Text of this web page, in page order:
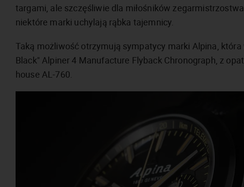
targami, ale szczęśliwie dla miłośników
niektóre marki uchylają rąbka tajemnicy.
Taką możliwość otrzymują sympatycy marki Alpina,
Black" Alpiner 4 Manufacture Flyback Chronograph, z
house AL-760.